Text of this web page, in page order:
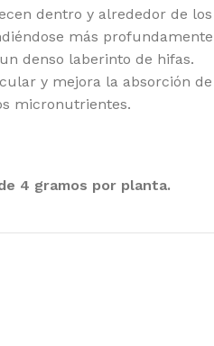
dentro y alrededor de los
más profundamente
denso laberinto de hifas.
y mejora la absorción de
micronutrientes.
4 gramos por planta.